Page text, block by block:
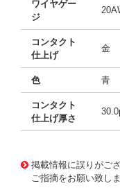
ワイヤゲー
ジ
コンタクト
仕上げ
金
色 青
コンタクト
仕上げ厚さ
掲載情報に誤りがご
ご指摘をお願い致しま